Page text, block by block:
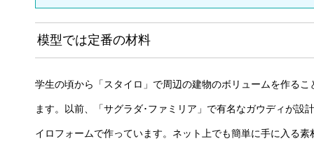
模型では定番の材料
学生の頃から「スタイロ」で周辺の建物のボリュームを作る
ます。以前、「サグラダ･ファミリア」で有名なガウディが設
イロフォームで作っています。ネット上でも簡単に手に入る